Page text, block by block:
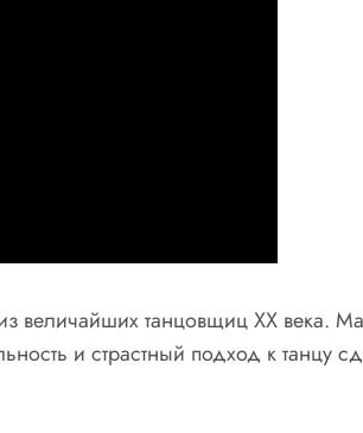
величайших танцовщиц XX века.
и страстный подход к танцу